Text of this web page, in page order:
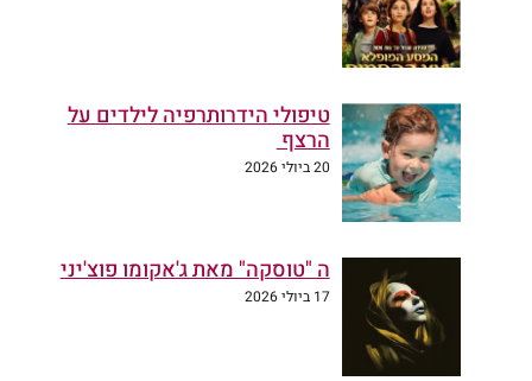
טיפולי הידרותרפיה לילדים על
הרצף
20 ביולי 2026
ה "טוסקה" מאת ג'אקומו פוצ'יני
17 ביולי 2026